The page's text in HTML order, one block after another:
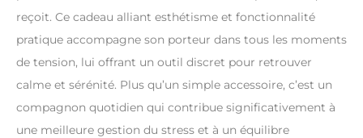
reçoit. Ce cadeau alliant esthétisme et fonctionnalité
pratique accompagne son porteur dans tous les moments
de tension, lui offrant un outil discret pour retrouver
calme et sérénité. Plus qu’un simple accessoire, c’est un
compagnon quotidien qui contribue significativement à
une meilleure gestion du stress et à un équilibre